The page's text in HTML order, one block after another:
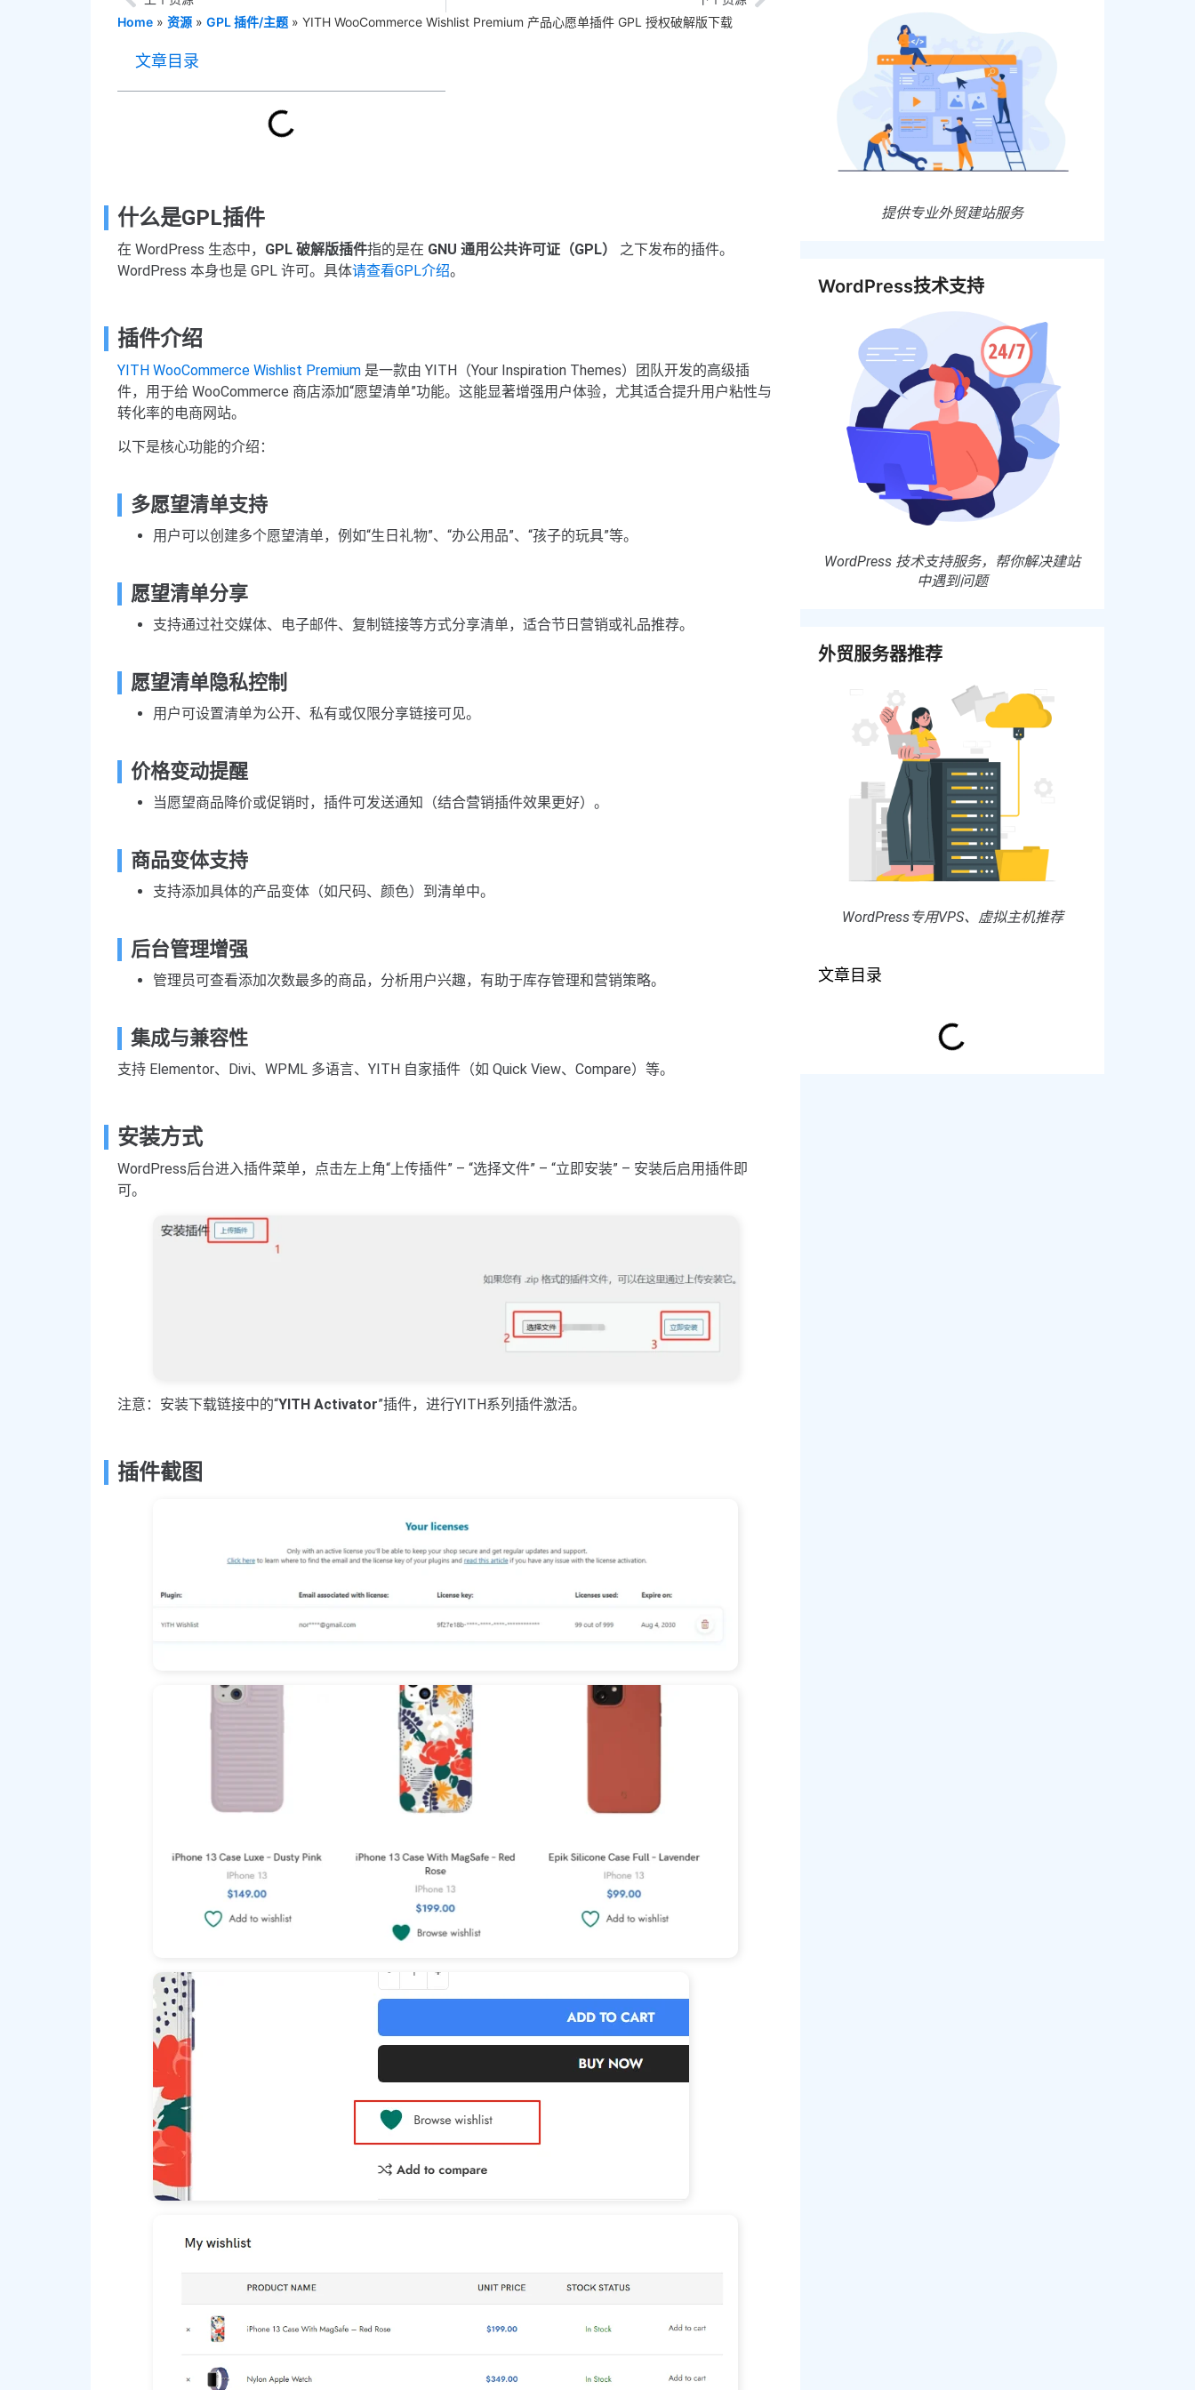
Home » 资源 » GPL 插件/主题 » YITH WooCommerce Wishlist Premium 产品心愿单插件 GPL 授权破解版下载
文章目录
什么是GPL插件
在 WordPress 生态中， GPL 破解版插件指的是在 GNU 通用公共许可证（GPL）
之下发布的插件。
WordPress 本身也是 GPL 许可。具体请查看GPL介绍。
插件介绍
YITH WooCommerce Wishlist Premium 是一款由 YITH（Your Inspiration Themes）团队开发的高级插
件，用于给 WooCommerce 商店添加“愿望清单”功能。这能显著增强用户体验，尤其适合提升用户粘性与
转化率的电商网站。
以下是核心功能的介绍：
多愿望清单支持
用户可以创建多个愿望清单，例如“生日礼物”、“办公用品”、“孩子的玩具”等。
愿望清单分享
支持通过社交媒体、电子邮件、复制链接等方式分享清单，适合节日营销或礼品推荐。
愿望清单隐私控制
用户可设置清单为公开、私有或仅限分享链接可见。
价格变动提醒
当愿望商品降价或促销时，插件可发送通知（结合营销插件效果更好）。
商品变体支持
支持添加具体的产品变体（如尺码、颜色）到清单中。
后台管理增强
管理员可查看添加次数最多的商品，分析用户兴趣，有助于库存管理和营销策略。
集成与兼容性
支持 Elementor、Divi、WPML 多语言、YITH 自家插件（如 Quick View、Compare）等。
安装方式
WordPress后台进入插件菜单，点击左上角“上传插件” – “选择文件” – “立即安装” – 安装后启用插件即
可。
注意：安装下载链接中的“YITH Activator”插件，进行YITH系列插件激活。
插件截图
提供专业外贸建站服务
WordPress技术支持
WordPress 技术支持服务，帮你解决建站
中遇到问题
外贸服务器推荐
WordPress专用VPS、虚拟主机推荐
文章目录